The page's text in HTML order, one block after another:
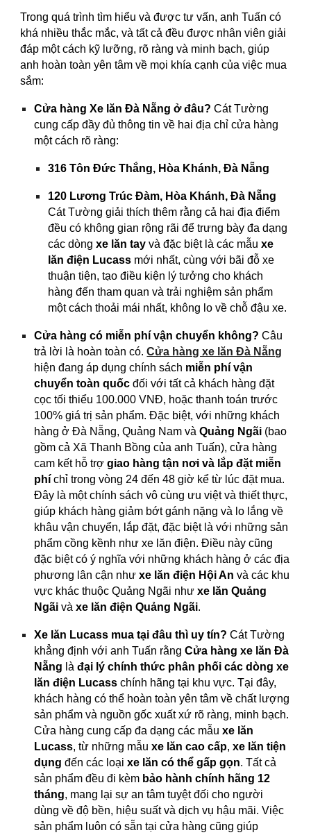
Trong quá trình tìm hiểu và được tư vấn, anh Tuấn có
khá nhiều thắc mắc, và tất cả đều được nhân viên giải
đáp một cách kỹ lưỡng, rõ ràng và minh bạch, giúp
anh hoàn toàn yên tâm về mọi khía cạnh của việc mua
sắm:
Cửa hàng Xe lăn Đà Nẵng ở đâu? Cát Tường
cung cấp đầy đủ thông tin về hai địa chỉ cửa hàng
một cách rõ ràng:
316 Tôn Đức Thắng, Hòa Khánh, Đà Nẵng
120 Lương Trúc Đàm, Hòa Khánh, Đà Nẵng
Cát Tường giải thích thêm rằng cả hai địa điểm
đều có không gian rộng rãi để trưng bày đa dạng
các dòngxe lăn tay và đặc biệt là các mẫuxe
lăn điện Lucass mới nhất, cùng với bãi đỗ xe
thuận tiện, tạo điều kiện lý tưởng cho khách
hàng đến tham quan và trải nghiệm sản phẩm
một cách thoải mái nhất, không lo về chỗ đậu xe.
Cửa hàng có miễn phí vận chuyển không? Câu
trả lời là hoàn toàn có.Cửa hàng xe lăn Đà Nẵng
hiện đang áp dụng chính sách miễn phí vận
chuyển toàn quốc đối với tất cả khách hàng đặt
cọc tối thiểu 100.000 VNĐ, hoặc thanh toán trước
100% giá trị sản phẩm. Đặc biệt, với những khách
hàng ở Đà Nẵng, Quảng Nam vàQuảng Ngãi (bao
gồm cả Xã Thanh Bồng của anh Tuấn), cửa hàng
cam kết hỗ trợgiao hàng tận nơi và lắp đặt miễn
phí chỉ trong vòng 24 đến 48 giờ kể từ lúc đặt mua.
Đây là một chính sách vô cùng ưu việt và thiết thực,
giúp khách hàng giảm bớt gánh nặng và lo lắng về
khâu vận chuyển, lắp đặt, đặc biệt là với những sản
phẩm cồng kềnh như xe lăn điện. Điều này cũng
đặc biệt có ý nghĩa với những khách hàng ở các địa
phương lân cận nhưxe lăn điện Hội An và các khu
vực khác thuộc Quảng Ngãi nhưxe lăn Quảng
Ngãi vàxe lăn điện Quảng Ngãi.
Xe lăn Lucass mua tại đâu thì uy tín? Cát Tường
khẳng định với anh Tuấn rằngCửa hàng xe lăn Đà
Nẵng làđại lý chính thức phân phối các dòng xe
lăn điện Lucass chính hãng tại khu vực. Tại đây,
khách hàng có thể hoàn toàn yên tâm về chất lượng
sản phẩm và nguồn gốc xuất xứ rõ ràng, minh bạch.
Cửa hàng cung cấp đa dạng các mẫuxe lăn
Lucass, từ những mẫuxe lăn cao cấp,xe lăn tiện
dụng đến các loạixe lăn có thể gấp gọn. Tất cả
sản phẩm đều đi kèm bảo hành chính hãng 12
tháng, mang lại sự an tâm tuyệt đối cho người
dùng về độ bền, hiệu suất và dịch vụ hậu mãi. Việc
sản phẩm luôn có sẵn tại cửa hàng cũng giúp